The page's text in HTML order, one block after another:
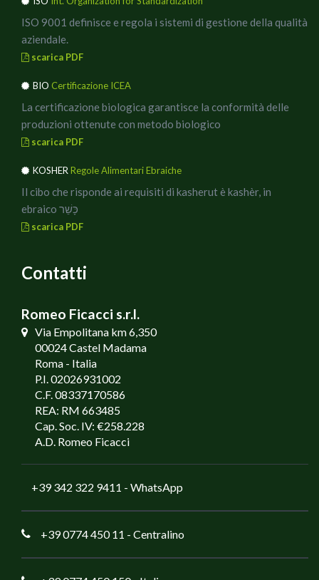
ISO 9001 definisce e regola i sistemi di gestione della qualità
aziendale.
scarica PDF
BIO Certificazione ICEA
La certificazione biologica garantisce la conformità delle
produzioni ottenute con metodo biologico
scarica PDF
KOSHER Regole Alimentari Ebraiche
Il cibo che risponde ai requisiti di kasherut è kashèr, in
ebraico כָּשֵׁר
scarica PDF
Contatti
Romeo Ficacci s.r.l.
Via Empolitana km 6,350
00024 Castel Madama
Roma - Italia
P.I. 02026931002
C.F. 08337170586
REA: RM 663485
Cap. Soc. IV: €258.228
A.D. Romeo Ficacci
+39 342 322 9411 - WhatsApp
+39 0774 450 11 - Centralino